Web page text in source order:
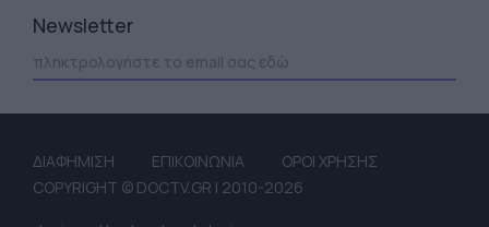
Newsletter
ΔΙΑΦΗΜΙΣΗ ΕΠΙΚΟΙΝΩΝΙΑ
ΟΡΟΙ ΧΡΗΣΗΣ
COPYRIGHT © DOCTV.GR | 2010-2026